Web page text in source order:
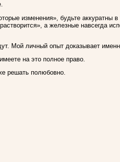
изменения», будьте аккуратны в
а железные навсегда
Мой личный опыт доказывает
на это полное право.
решать полюбовно.